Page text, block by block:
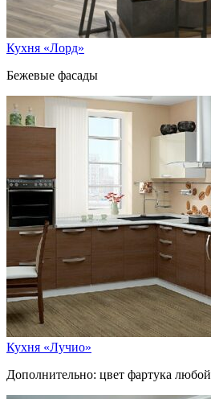
Кухня «Лорд»
Бежевые фасады
Кухня «Лучио»
Дополнительно: цвет фартука любой